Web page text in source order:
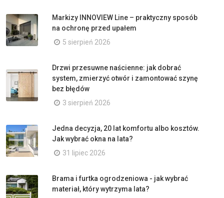
Markizy INNOVIEW Line – praktyczny sposób
na ochronę przed upałem
5 sierpień 2026
Drzwi przesuwne naścienne: jak dobrać
system, zmierzyć otwór i zamontować szynę
bez błędów
3 sierpień 2026
Jedna decyzja, 20 lat komfortu albo kosztów.
Jak wybrać okna na lata?
31 lipiec 2026
Brama i furtka ogrodzeniowa - jak wybrać
materiał, który wytrzyma lata?